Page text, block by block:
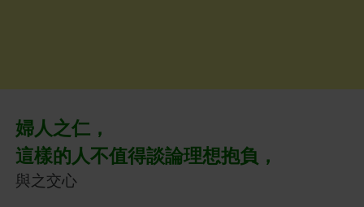
婦人之仁，
這樣的人不值得談論理想抱負，
與之交心